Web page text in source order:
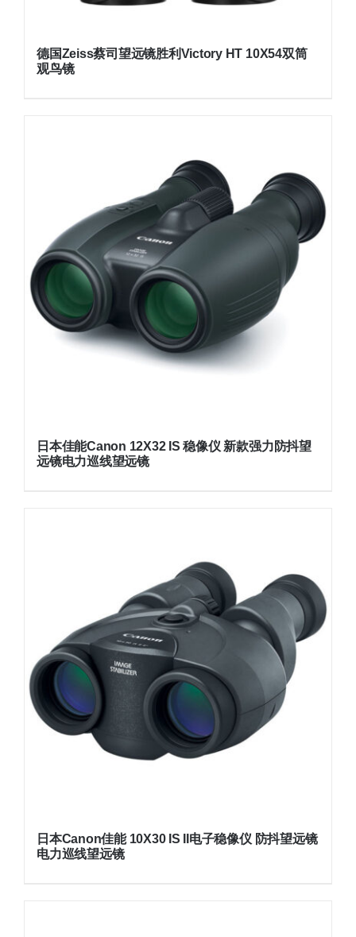
德国Zeiss蔡司望远镜胜利Victory HT 10X54双筒
观鸟镜
日本佳能Canon 12X32 IS 稳像仪 新款强力防抖望
远镜电力巡线望远镜
日本Canon佳能 10X30 IS II电子稳像仪 防抖望远镜
电力巡线望远镜